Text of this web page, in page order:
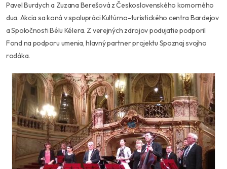
Pavel Burdych a Zuzana Berešová z Československého komorného
dua. Akcia sa koná v spolupráci Kultúrno-turistického centra Bardejov
a Spoločnosti Bélu Kélera. Z verejných zdrojov podujatie podporil
Fond na podporu umenia, hlavný partner projektu Spoznaj svojho
rodáka.